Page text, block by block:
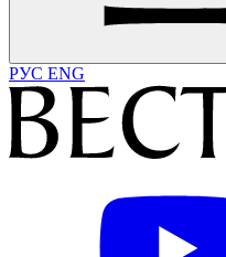
РУС ENG